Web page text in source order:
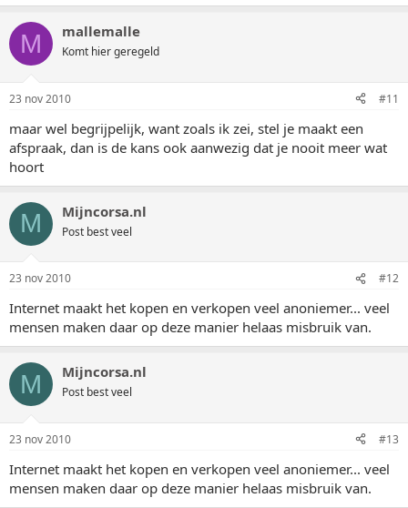
M mallemalle
Komt hier geregeld
23 nov 2010 #11
maar wel begrijpelijk, want zoals ik zei, stel je maakt een
afspraak, dan is de kans ook aanwezig dat je nooit meer wat
hoort
M Mijncorsa.nl
Post best veel
23 nov 2010 #12
Internet maakt het kopen en verkopen veel anoniemer... veel
mensen maken daar op deze manier helaas misbruik van.
M Mijncorsa.nl
Post best veel
23 nov 2010 #13
Internet maakt het kopen en verkopen veel anoniemer... veel
mensen maken daar op deze manier helaas misbruik van.